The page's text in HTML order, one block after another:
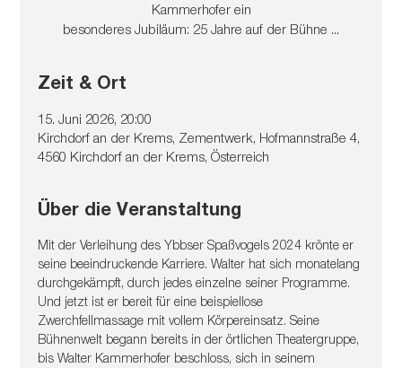
Kammerhofer ein
besonderes Jubiläum: 25 Jahre auf der Bühne ...
Zeit & Ort
15. Juni 2026, 20:00
Kirchdorf an der Krems, Zementwerk, Hofmannstraße 4,
4560 Kirchdorf an der Krems, Österreich
Über die Veranstaltung
Mit der Verleihung des Ybbser Spaßvogels 2024 krönte er
seine beeindruckende Karriere. Walter hat sich monatelang
durchgekämpft, durch jedes einzelne seiner Programme.
Und jetzt ist er bereit für eine beispiellose
Zwerchfellmassage mit vollem Körpereinsatz. Seine
Bühnenwelt begann bereits in der örtlichen Theatergruppe,
bis Walter Kammerhofer beschloss, sich in seinem